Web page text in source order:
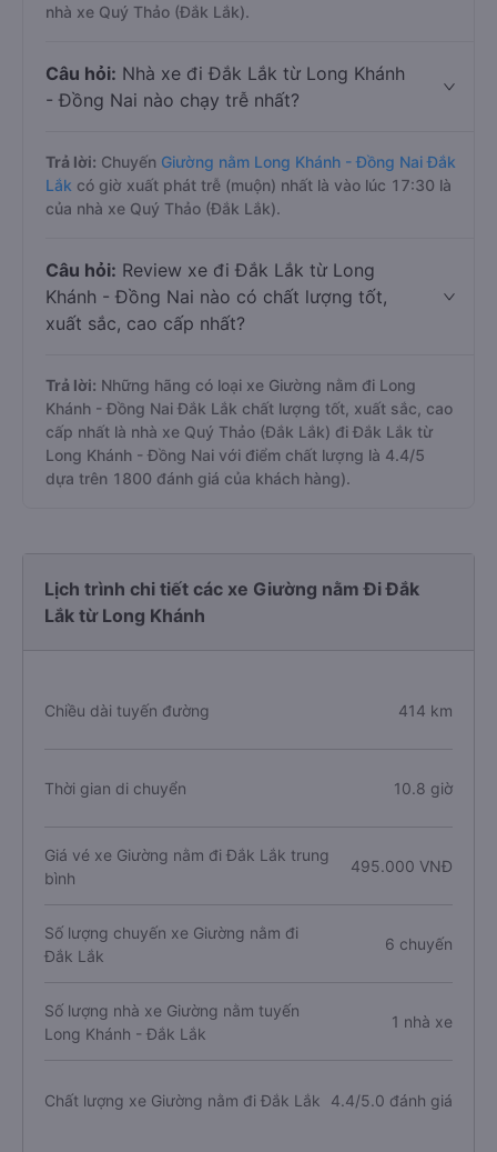
nhà xe Quý Thảo (Đắk Lắk).
Câu hỏi: Nhà xe đi Đắk Lắk từ Long Khánh
- Đồng Nai nào chạy trễ nhất?
Trả lời: Chuyến Giường nằm Long Khánh - Đồng Nai Đắk
Lắk có giờ xuất phát trễ (muộn) nhất là vào lúc 17:30 là
của nhà xe Quý Thảo (Đắk Lắk).
Câu hỏi: Review xe đi Đắk Lắk từ Long
Khánh - Đồng Nai nào có chất lượng tốt,
xuất sắc, cao cấp nhất?
Trả lời: Những hãng có loại xe Giường nằm đi Long
Khánh - Đồng Nai Đắk Lắk chất lượng tốt, xuất sắc, cao
cấp nhất là nhà xe Quý Thảo (Đắk Lắk) đi Đắk Lắk từ
Long Khánh - Đồng Nai với điểm chất lượng là 4.4/5
dựa trên 1800 đánh giá của khách hàng).
Lịch trình chi tiết các xe Giường nằm Đi Đắk
Lắk từ Long Khánh
Chiều dài tuyến đường 414 km
Thời gian di chuyển 10.8 giờ
Giá vé xe Giường nằm đi Đắk Lắk trung
bình
495.000 VNĐ
Số lượng chuyến xe Giường nằm đi
Đắk Lắk
6 chuyến
Số lượng nhà xe Giường nằm tuyến
Long Khánh - Đắk Lắk
1 nhà xe
Chất lượng xe Giường nằm đi Đắk Lắk 4.4/5.0 đánh giá